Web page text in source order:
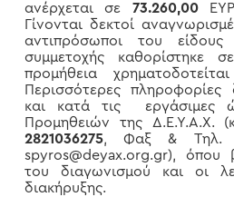
ανέρχεται σε 73.260,00
Γίνονται δεκτοί
αντιπρόσωποι του
συμμετοχής καθορίστηκε
προμήθεια
Περισσότερες πληροφορίες
και κατά τις εργάσιμες
Προμηθειών της Δ.Ε.Υ.Α.Χ.
2821036275, Φαξ & Τηλ.
spyros@deyax.org.gr), όπου
του διαγωνισμού και οι
διακήρυξης.